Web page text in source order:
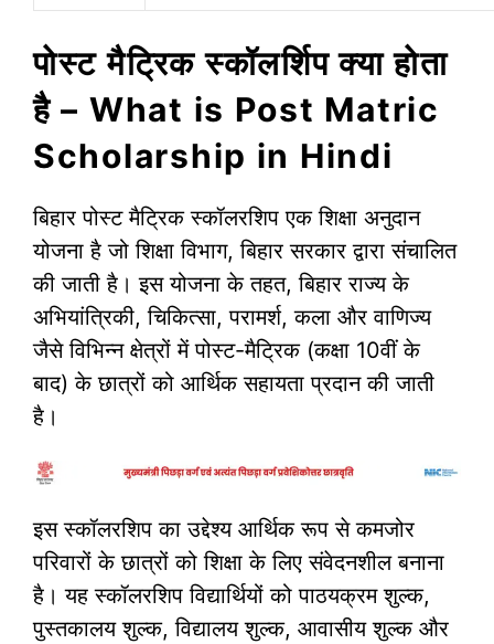
पोस्ट मैट्रिक स्कॉलर्शिप क्या होता
है – What is Post Matric
Scholarship in Hindi
बिहार पोस्ट मैट्रिक स्कॉलरशिप एक शिक्षा अनुदान
योजना है जो शिक्षा विभाग, बिहार सरकार द्वारा संचालित
की जाती है। इस योजना के तहत, बिहार राज्य के
अभियांत्रिकी, चिकित्सा, परामर्श, कला और वाणिज्य
जैसे विभिन्न क्षेत्रों में पोस्ट-मैट्रिक (कक्षा 10वीं के
बाद) के छात्रों को आर्थिक सहायता प्रदान की जाती
है।
इस स्कॉलरशिप का उद्देश्य आर्थिक रूप से कमजोर
परिवारों के छात्रों को शिक्षा के लिए संवेदनशील बनाना
है। यह स्कॉलरशिप विद्यार्थियों को पाठयक्रम शुल्क,
पुस्तकालय शुल्क, विद्यालय शुल्क, आवासीय शुल्क और